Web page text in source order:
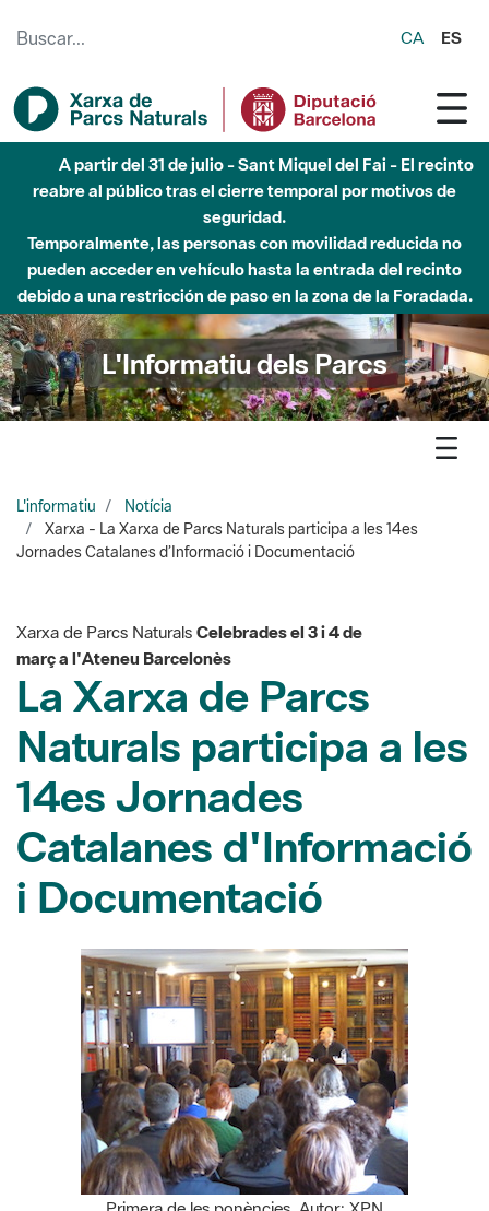
CA ES
Hasta diciembre de 2026 - Parque Fluvial Besós -
Afectaciones en el cauce del Parque Fluvial del Besòs debido
a obras de construcción de una pasarela sobre el río
L'Informatiu dels Parcs
L'informatiu
Notícia
Xarxa de Parcs NaturalsCelebrades el 3 i 4 de
La Xarxa de Parcs
Naturals participa a les
14es Jornades
Catalanes d'Informació
i Documentació
Primera de les ponències. Autor: XPN
08/03/2016
Es presenten dues comunicacions sobre la xarxa de